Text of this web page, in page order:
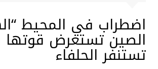
اضطراب في المحيط
الصين تستعرض قوتها
تستنفر الحلفاء